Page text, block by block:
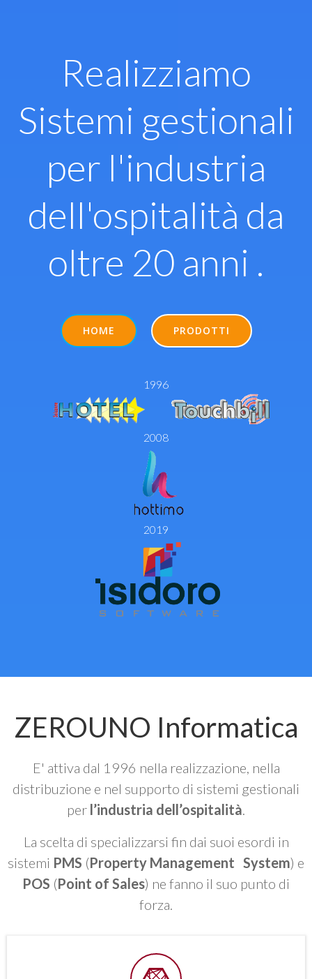
Realizziamo
Sistemi gestionali
per l'industria
dell'ospitalità da
oltre 20 anni .
HOME PRODOTTI
1996
2008
2019
ZEROUNO Informatica
E' attiva dal 1996 nella realizzazione, nella
distribuzione e nel supporto di sistemi gestionali
per l’industria dell’ospitalità
La scelta di specializzarsi fin dai suoi esordi in
sistemi PMS (Property Management System) e
POS (Point of Sales) ne fanno il suo punto di
forza.